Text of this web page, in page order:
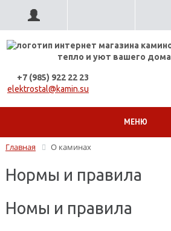
тепло и уют вашего дома
+7 (985) 922 22 23
elektrostal@kamin.su
МЕНЮ
Главная О каминах
Нормы и правила
Номы и правила